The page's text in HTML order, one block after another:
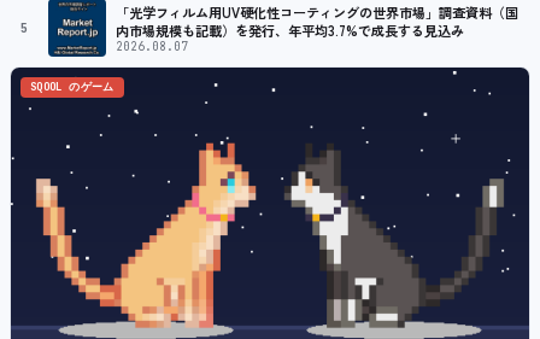
5
「光学フィルム用UV硬化性コーティングの世界市場」調査資料（国
内市場規模も記載）を発行、年平均3.7%で成長する見込み
2026.08.07
SQOOL のゲーム